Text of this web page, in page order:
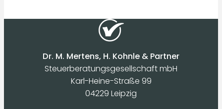
Dr. M. Mertens, H. Kohnle & Partner
Steuerberatungsgesellschaft mbH
Karl-Heine-Straße 99
04229 Leipzig